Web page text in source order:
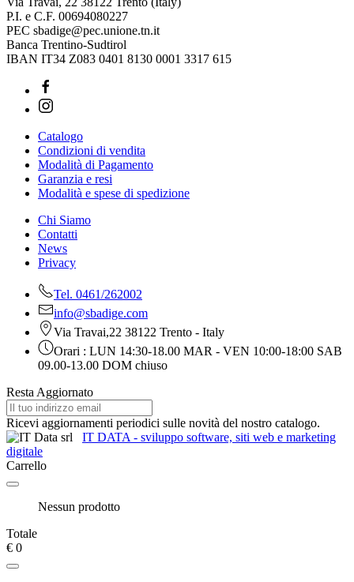
P.I. e C.F. 00694080227
PEC sbadige@pec.unione.tn.it
Banca Trentino-Sudtirol
IBAN IT34 Z083 0401 8130 0001 3317 615
Catalogo
Condizioni di vendita
Modalità di Pagamento
Garanzia e resi
Modalità e spese di spedizione
Chi Siamo
Contatti
News
Privacy
Tel. 0461/262002
info@sbadige.com
Via Travai,22 38122 Trento - Italy
Orari : LUN 14:30-18.00 MAR - VEN 10:00-18:00 SAB
09.00-13.00 DOM chiuso
Resta Aggiornato
Ricevi aggiornamenti periodici sulle novità del nostro catalogo.
IT DATA - sviluppo software, siti web e marketing
digitale
Carrello
Nessun prodotto
Totale
€ 0